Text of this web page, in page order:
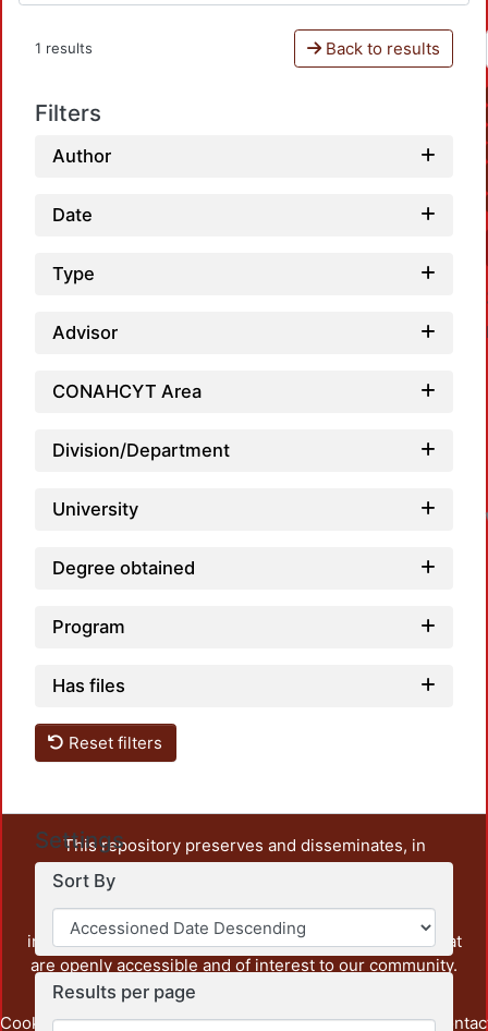
1 results Back to results
Filters
Author
Date
Type
Advisor
CONAHCYT Area
Division/Department
University
Degree obtained
Program
Has files
Reset filters
Settings
Sort By
Results per page
This repository preserves and disseminates, in
unrestricted open access, the teaching and research
output of UAM Azcapotzalco. It also includes some
administrative and graphic documents from the
institution, as well as content from other institutions that
are openly accessible and of interest to our community.
Cookie Privacy End User Send